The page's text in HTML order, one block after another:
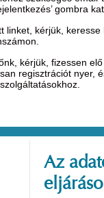
gombra
linket, kérjük,
kérjük, fizessen
regisztrációt nyer,
Az